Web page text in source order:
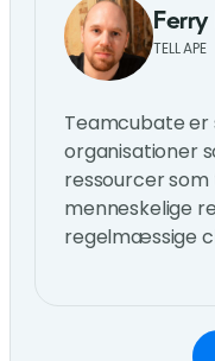
TELL APE
Teamcubate
organisationer
ressourcer
menneskelige
regelmæssige